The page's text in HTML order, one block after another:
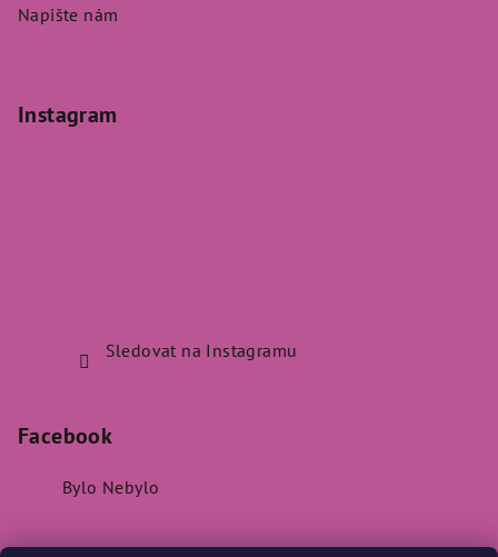
Napište nám
Instagram
Sledovat na Instagramu
Facebook
Bylo Nebylo